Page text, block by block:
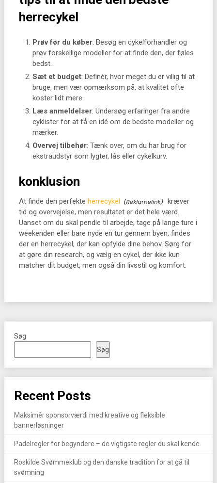
herrecykel
Prøv før du køber: Besøg en cykelforhandler og
prøv forskellige modeller for at finde den, der føles
bedst.
Sæt et budget: Definér, hvor meget du er villig til at
bruge, men vær opmærksom på, at kvalitet ofte
koster lidt mere.
Læs anmeldelser: Undersøg erfaringer fra andre
cyklister for at få en idé om de bedste modeller og
mærker.
Overvej tilbehør: Tænk over, om du har brug for
ekstraudstyr som lygter, lås eller cykelkurv.
konklusion
At finde den perfekte herrecykel
kræver
tid og overvejelse, men resultatet er det hele værd.
Uanset om du skal pendle til arbejde, tage på lange ture i
weekenden eller bare nyde en tur gennem byen, findes
der en herrecykel, der kan opfylde dine behov. Sørg for
at gøre din research, og vælg en cykel, der ikke kun
matcher dit budget, men også din livsstil og komfort.
Søg
Søg
Recent Posts
Maksimér sponsorværdi med kreative og fleksible
bannerløsninger
Padelregler for begyndere – de vigtigste regler du skal kende
Roskilde Svømmeklub og den danske tradition for at gå til
svømning